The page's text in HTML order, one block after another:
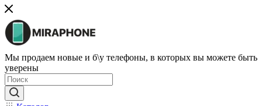
Мы продаем новые и б\у телефоны, в которых вы можете быть
уверены